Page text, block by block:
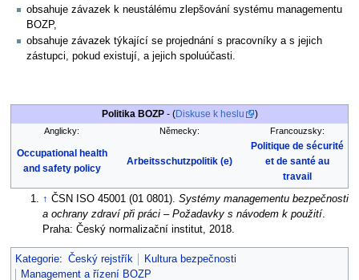
obsahuje závazek k neustálému zlepšování systému managementu
BOZP,
obsahuje závazek týkající se projednání s pracovníky a s jejich
zástupci, pokud existují, a jejich spoluúčasti.
Politika BOZP- (Diskuse k heslu )
Anglicky: Německy: Francouzsky:
Occupational health
and safety policy
Arbeitsschutzpolitik (e)
Politique de sécurité
et de santé au
travail
↑ ČSN ISO 45001 (01 0801).Systémy managementu bezpečnosti
a ochrany zdraví při práci – Požadavky s návodem k použití.
Praha: Český normalizační institut, 2018.
Kategorie: Český rejstřík
Kultura bezpečnosti
Management a řízení BOZP